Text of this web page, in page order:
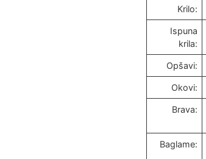
Krilo:
Ispuna
krila:
Opšavi:
Okovi:
Brava:
Baglame: